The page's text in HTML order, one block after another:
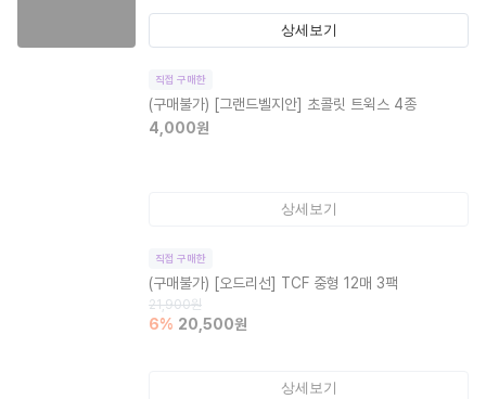
상세보기
직접 구매한
(구매불가) [그랜드벨지안] 초콜릿 트윅스 4종
4,000원
상세보기
직접 구매한
(구매불가) [오드리선] TCF 중형 12매 3팩
21,900원
6% 20,500원
상세보기